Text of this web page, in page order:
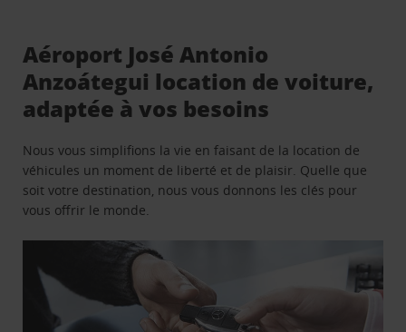
Aéroport José Antonio
Anzoátegui location de voiture,
adaptée à vos besoins
Nous vous simplifions la vie en faisant de la location de
véhicules un moment de liberté et de plaisir. Quelle que
soit votre destination, nous vous donnons les clés pour
vous offrir le monde.